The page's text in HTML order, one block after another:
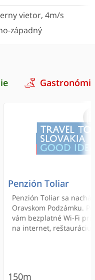
vietor, 4m/s
západný
Penzión Toliar
Penzión Toliar sa
Oravskom Podzámku.
vám bezplatné Wi-Fi
na internet, reštauráciu
150m